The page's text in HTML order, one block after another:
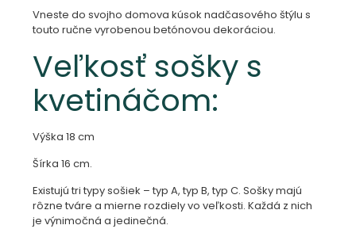
Vneste do svojho domova kúsok nadčasového štýlu s
touto ručne vyrobenou betónovou dekoráciou.
Veľkosť sošky s
kvetináčom:
Výška 18 cm
Šírka 16 cm.
Existujú tri typy sošiek – typ A, typ B, typ C. Sošky majú
rôzne tváre a mierne rozdiely vo veľkosti. Každá z nich
je výnimočná a jedinečná.